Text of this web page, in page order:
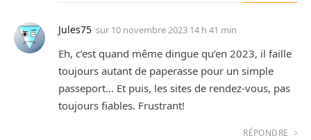
Jules75 sur 10 novembre 2023 14 h 41 min
Eh, c’est quand même dingue qu’en 2023, il faille
toujours autant de paperasse pour un simple
passeport… Et puis, les sites de rendez-vous, pas
toujours fiables. Frustrant!
RÉPONDRE